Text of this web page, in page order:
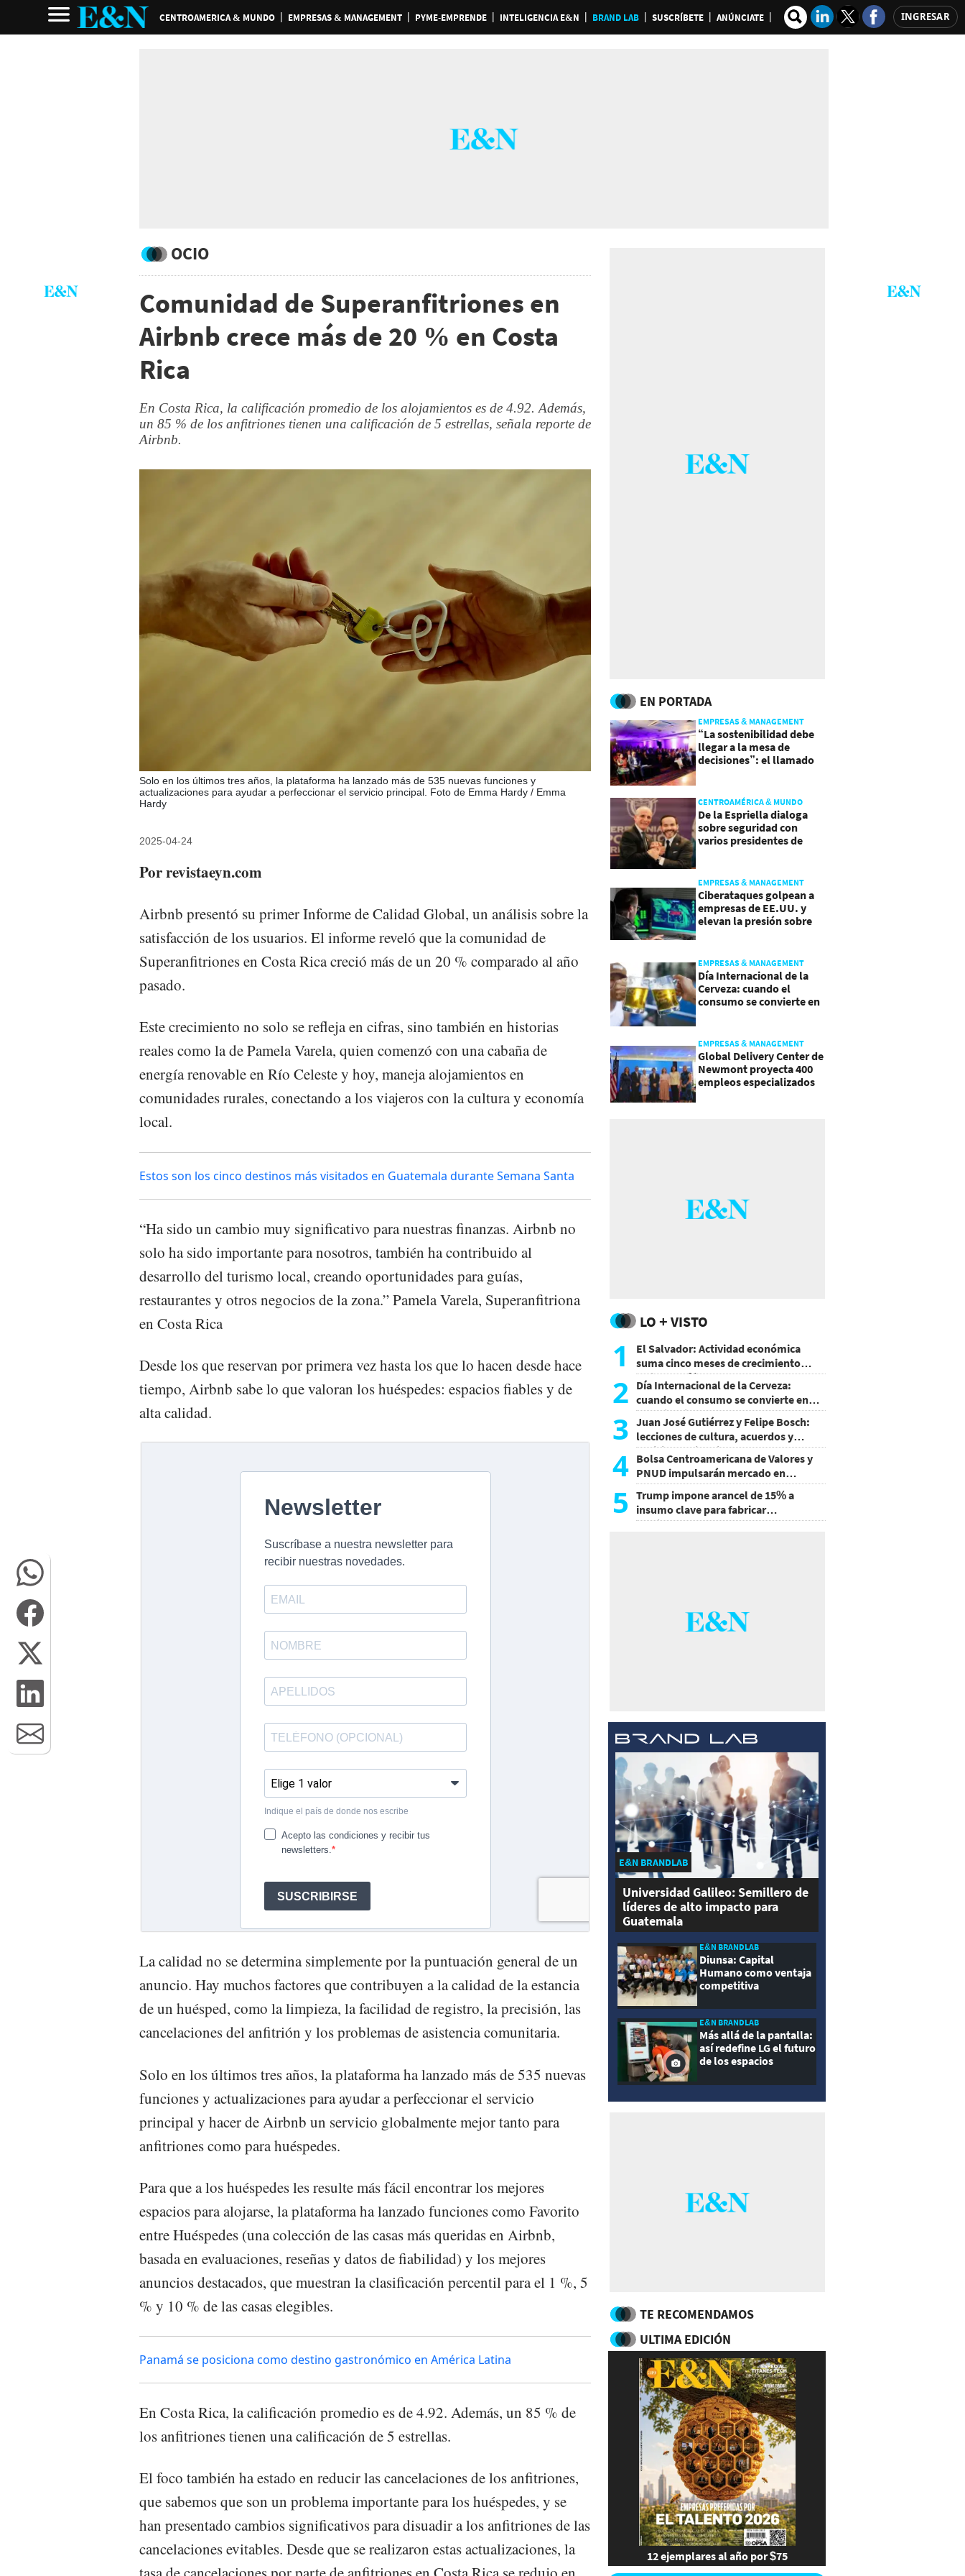
CENTROAMERICA & MUNDO EMPRESAS & MANAGEMENT PYME-EMPRENDE INTELIGENCIA E&N BRAND LAB SUSCRÍBETE ANÚNCIATE INGRESAR
OCIO
Comunidad de Superanfitriones en
Airbnb crece más de 20 % en Costa
Rica
En Costa Rica, la calificación promedio de los alojamientos es de 4.92. Además,
un 85 % de los anfitriones tienen una calificación de 5 estrellas, señala reporte de
Airbnb.
Solo en los últimos tres años, la plataforma ha lanzado más de 535 nuevas funciones y
actualizaciones para ayudar a perfeccionar el servicio principal. Foto de Emma Hardy / Emma
Hardy
2025-04-24
Por revistaeyn.com
Airbnb presentó su primer Informe de Calidad Global, un análisis sobre la
satisfacción de los usuarios. El informe reveló que la comunidad de
Superanfitriones en Costa Rica creció más de un 20 % comparado al año
pasado.
Este crecimiento no solo se refleja en cifras, sino también en historias
reales como la de Pamela Varela, quien comenzó con una cabaña de
energía renovable en Río Celeste y hoy, maneja alojamientos en
comunidades rurales, conectando a los viajeros con la cultura y economía
local.
Estos son los cinco destinos más visitados en Guatemala durante Semana Santa
“Ha sido un cambio muy significativo para nuestras finanzas. Airbnb no
solo ha sido importante para nosotros, también ha contribuido al
desarrollo del turismo local, creando oportunidades para guías,
restaurantes y otros negocios de la zona.” Pamela Varela, Superanfitriona
en Costa Rica
Desde los que reservan por primera vez hasta los que lo hacen desde hace
tiempo, Airbnb sabe lo que valoran los huéspedes: espacios fiables y de
alta calidad.
La calidad no se determina simplemente por la puntuación general de un
anuncio. Hay muchos factores que contribuyen a la calidad de la estancia
de un huésped, como la limpieza, la facilidad de registro, la precisión, las
cancelaciones del anfitrión y los problemas de asistencia comunitaria.
Solo en los últimos tres años, la plataforma ha lanzado más de 535 nuevas
funciones y actualizaciones para ayudar a perfeccionar el servicio
principal y hacer de Airbnb un servicio globalmente mejor tanto para
anfitriones como para huéspedes.
Para que a los huéspedes les resulte más fácil encontrar los mejores
espacios para alojarse, la plataforma ha lanzado funciones como Favorito
entre Huéspedes (una colección de las casas más queridas en Airbnb,
basada en evaluaciones, reseñas y datos de fiabilidad) y los mejores
anuncios destacados, que muestran la clasificación percentil para el 1 %, 5
% y 10 % de las casas elegibles.
Panamá se posiciona como destino gastronómico en América Latina
En Costa Rica, la calificación promedio es de 4.92. Además, un 85 % de
los anfitriones tienen una calificación de 5 estrellas.
El foco también ha estado en reducir las cancelaciones de los anfitriones,
que sabemos que son un problema importante para los huéspedes, y se
han presentado cambios significativos para disuadir a los anfitriones de las
cancelaciones evitables. Desde que se realizaron estas actualizaciones, la
EN PORTADA
EMPRESAS & MANAGEMENT
“La sostenibilidad debe
llegar a la mesa de
decisiones”: el llamado
CENTROAMÉRICA & MUNDO
De la Espriella dialoga
sobre seguridad con
varios presidentes de
EMPRESAS & MANAGEMENT
Ciberataques golpean a
empresas de EE.UU. y
elevan la presión sobre
EMPRESAS & MANAGEMENT
Día Internacional de la
Cerveza: cuando el
consumo se convierte en
EMPRESAS & MANAGEMENT
Global Delivery Center de
Newmont proyecta 400
empleos especializados
LO + VISTO
1
El Salvador: Actividad económica
suma cinco meses de crecimiento
arriba de 4%
2 Día Internacional de la Cerveza:
cuando el consumo se convierte en
experiencia
3 Juan José Gutiérrez y Felipe Bosch:
lecciones de cultura, acuerdos y
decisiones sin miedo
4 Bolsa Centroamericana de Valores y
PNUD impulsarán mercado en
Honduras
5
Trump impone arancel de 15% a
insumo clave para fabricar
semiconductores y paneles
E&N BRANDLAB
Universidad Galileo: Semillero de
líderes de alto impacto para
Guatemala
E&N BRANDLAB
Diunsa: Capital
Humano como ventaja
competitiva
E&N BRANDLAB
Más allá de la pantalla:
así redefine LG el futuro
de los espacios
TE RECOMENDAMOS
ULTIMA EDICIÓN
12 ejemplares al año por $75